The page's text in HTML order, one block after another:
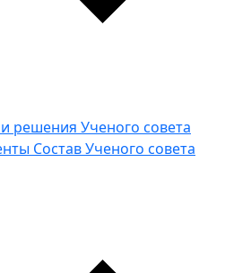
решения Ученого совета
Состав Ученого совета